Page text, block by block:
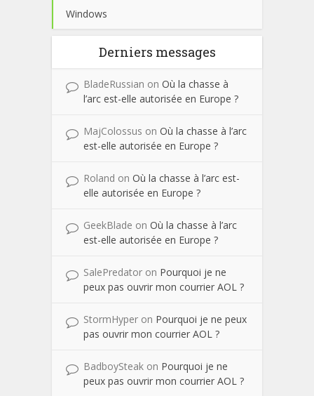
Windows
Derniers messages
BladeRussian on Où la chasse à
l’arc est-elle autorisée en Europe ?
MajColossus on Où la chasse à l’arc
est-elle autorisée en Europe ?
Roland on Où la chasse à l’arc est-
elle autorisée en Europe ?
GeekBlade on Où la chasse à l’arc
est-elle autorisée en Europe ?
SalePredator on Pourquoi je ne
peux pas ouvrir mon courrier AOL ?
StormHyper on Pourquoi je ne peux
pas ouvrir mon courrier AOL ?
BadboySteak on Pourquoi je ne
peux pas ouvrir mon courrier AOL ?